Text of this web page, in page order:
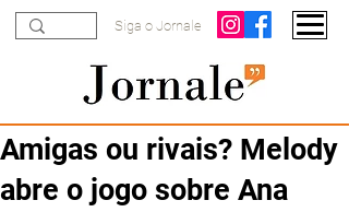
Siga o Jornale
Amigas ou rivais? Melody
abre o jogo sobre Ana